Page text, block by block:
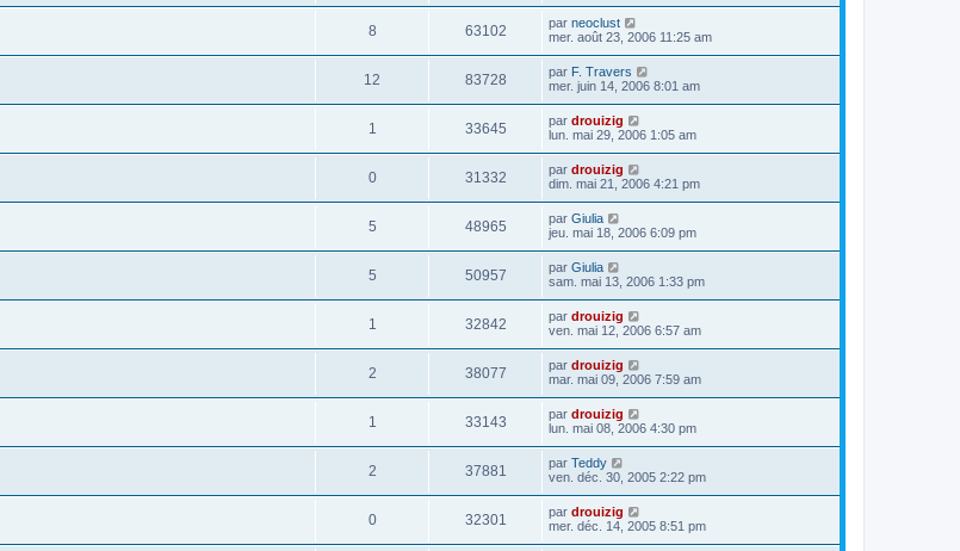
8 63102 par neoclust
mer. août 23, 2006 11:25 am
12 83728 par F. Travers
mer. juin 14, 2006 8:01 am
1 33645 par drouizig
lun. mai 29, 2006 1:05 am
0 31332 par drouizig
dim. mai 21, 2006 4:21 pm
5 48965 par Giulia
jeu. mai 18, 2006 6:09 pm
5 50957 par Giulia
sam. mai 13, 2006 1:33 pm
1 32842 par drouizig
ven. mai 12, 2006 6:57 am
2 38077 par drouizig
mar. mai 09, 2006 7:59 am
1 33143 par drouizig
lun. mai 08, 2006 4:30 pm
2 37881 par Teddy
ven. déc. 30, 2005 2:22 pm
0 32301 par drouizig
mer. déc. 14, 2005 8:51 pm